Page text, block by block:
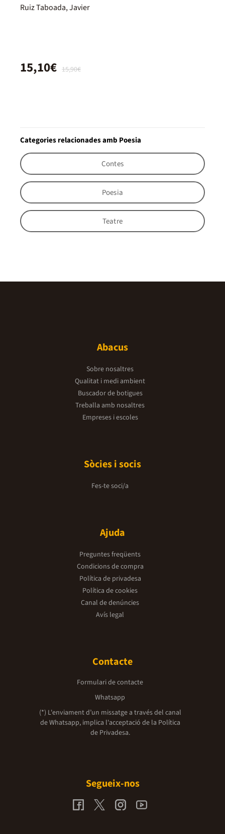
Ruiz Taboada, Javier
15,90€
15,10€
Categories relacionades amb Poesia
Contes
Poesia
Teatre
Abacus
Sobre nosaltres
Qualitat i medi ambient
Buscador de botigues
Treballa amb nosaltres
Empreses i escoles
Sòcies i socis
Fes-te soci/a
Ajuda
Preguntes freqüents
Condicions de compra
Política de privadesa
Política de cookies
Canal de denúncies
Avís legal
Contacte
Formulari de contacte
Whatsapp
(*) L'enviament d’un missatge a través del canal
de Whatsapp, implica l'acceptació de la Política
de Privadesa.
Segueix-nos